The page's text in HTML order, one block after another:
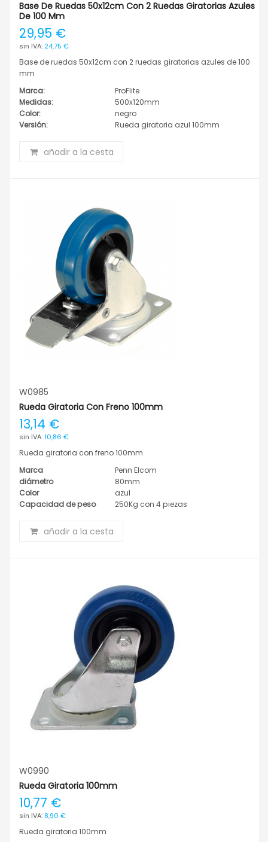
Base De Ruedas 50x12cm Con 2 Ruedas Giratorias Azules
De 100 Mm
29,95 €
24,75 €
Base de ruedas 50x12cm con 2 ruedas giratorias azules de 100
mm
Marca:
ProFlite
Medidas:
500x120mm
Color:
negro
Versión:
Rueda giratoria azul 100mm
añadir a la cesta
W0985
Rueda Giratoria Con Freno 100mm
13,14 €
10,86 €
Rueda giratoria con freno 100mm
Marca
Penn Elcom
diámetro
80mm
Color
azul
Capacidad de peso
250Kg con 4 piezas
añadir a la cesta
W0990
Rueda Giratoria 100mm
10,77 €
8,90 €
Rueda giratoria 100mm